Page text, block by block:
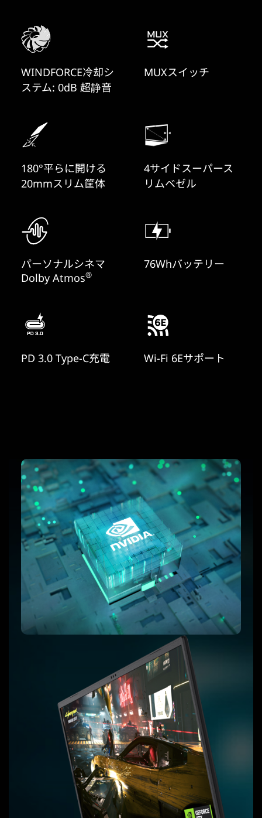
WINDFORCE冷却シ
ステム: 0dB 超静音
MUXスイッチ
180°平らに開ける
20mmスリム筐体
4サイドスーパース
リムベゼル
パーソナルシネマ
Dolby Atmos®
76Whバッテリー
PD 3.0 Type-C充電 Wi-Fi 6Eサポート